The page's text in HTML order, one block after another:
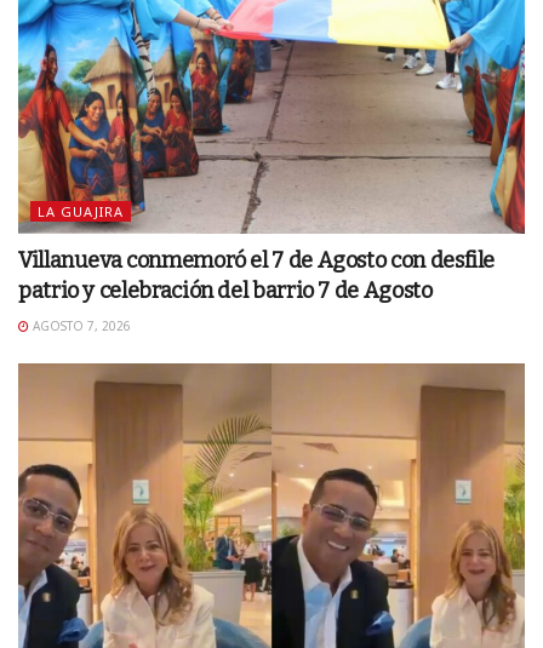
LA GUAJIRA
Villanueva conmemoró el 7 de Agosto con desfile
patrio y celebración del barrio 7 de Agosto
AGOSTO 7, 2026